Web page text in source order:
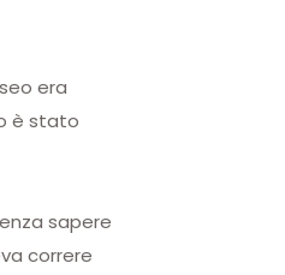
era
è stato
sapere
correre